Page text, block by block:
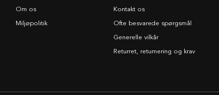
Om os
Miljøpolitik
Kontakt os
Ofte besvarede spørgsmål
Generelle vilkår
Returret, returnering og krav